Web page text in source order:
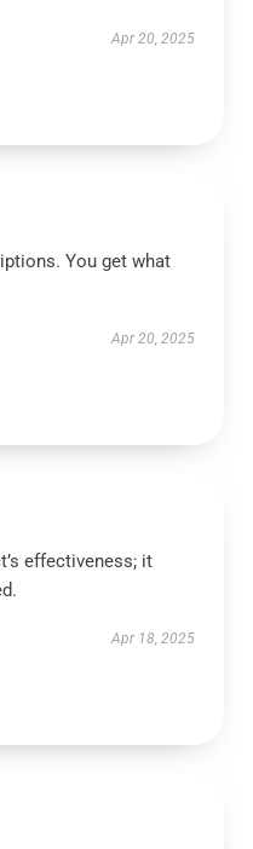
Apr 20, 2025
You get what
Apr 20, 2025
effectiveness; it
Apr 18, 2025